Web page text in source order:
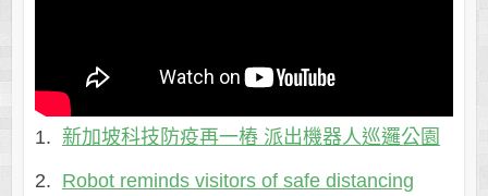
1. 新加坡科技防疫再一樁 派出機器人巡邏公園
2. Robot reminds visitors of safe distancing